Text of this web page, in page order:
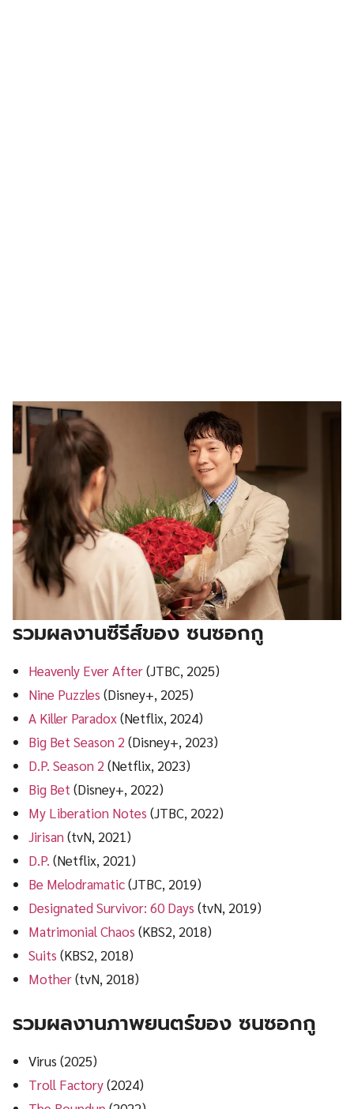
รวมผลงานซีรีส์ของ ซนซอกกู
Heavenly Ever After(JTBC, 2025)
Nine Puzzles (Disney+, 2025)
A Killer Paradox(Netflix, 2024)
Big Bet Season 2 (Disney+, 2023)
D.P. Season 2 (Netflix, 2023)
Big Bet (Disney+, 2022)
My Liberation Notes (JTBC, 2022)
Jirisan(tvN, 2021)
D.P. (Netflix, 2021)
Be Melodramatic(JTBC, 2019)
Designated Survivor: 60 Days (tvN, 2019)
Matrimonial Chaos (KBS2, 2018)
Suits (KBS2, 2018)
Mother(tvN, 2018)
รวมผลงานภาพยนตร์ของ ซนซอกกู
Virus (2025)
Troll Factory(2024)